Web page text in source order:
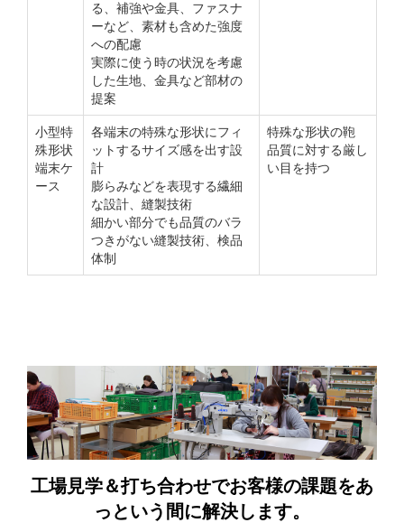
る、補強や金具、ファスナ
ーなど、素材も含めた強度
への配慮
実際に使う時の状況を考慮
した生地、金具など部材の
提案
小型特
殊形状
端末ケ
ース
各端末の特殊な形状にフィ
ットするサイズ感を出す設
計
膨らみなどを表現する繊細
な設計、縫製技術
細かい部分でも品質のバラ
つきがない縫製技術、検品
体制
特殊な形状の鞄
品質に対する厳し
い目を持つ
工場見学＆打ち合わせでお客様の課題をあ
っという間に解決します。